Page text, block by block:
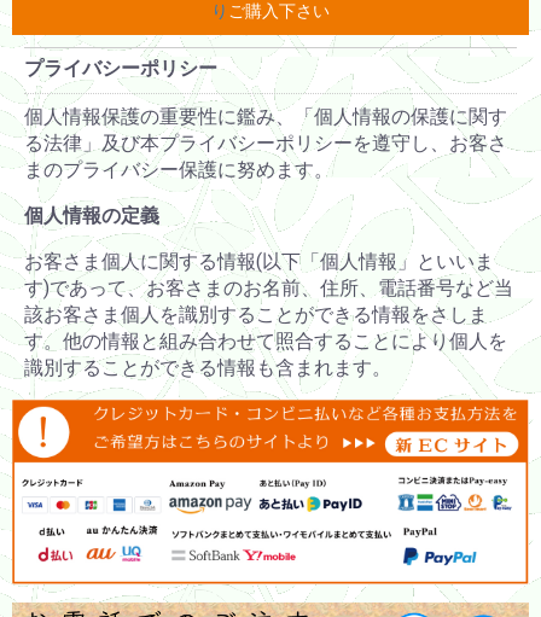
り ご購入下さい
プライバシーポリシー
個人情報保護の重要性に鑑み、「個人情報の保護に関す
る法律」及び本プライバシーポリシーを遵守し、お客さ
まのプライバシー保護に努めます。
個人情報の定義
お客さま個人に関する情報(以下「個人情報」といいま
す)であって、お客さまのお名前、住所、電話番号など当
該お客さま個人を識別することができる情報をさしま
す。他の情報と組み合わせて照合することにより個人を
識別することができる情報も含まれます。